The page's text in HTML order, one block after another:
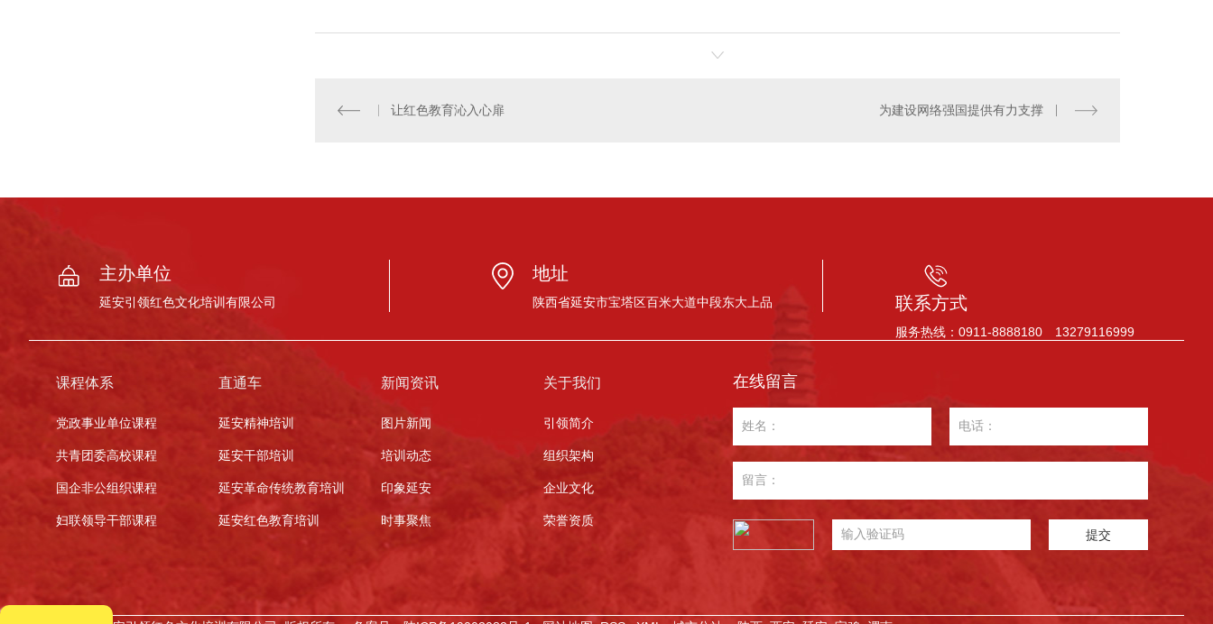
让红色教育沁入心扉 为建设网络强国提供有力支撑
主办单位
延安引领红色文化培训有限公司
地址
陕西省延安市宝塔区百米大道中段东大上品 联系方式
服务热线：0911-8888180 13279116999
课程体系
党政事业单位课程
共青团委高校课程
国企非公组织课程
妇联领导干部课程
直通车
延安精神培训
延安干部培训
延安革命传统教育培训
延安红色教育培训
新闻资讯
图片新闻
培训动态
印象延安
时事聚焦
关于我们
引领简介
组织架构
企业文化
荣誉资质
在线留言
提交